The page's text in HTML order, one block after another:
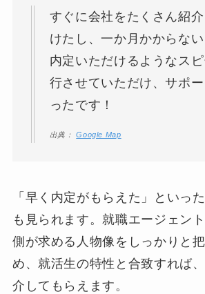
すぐに会社をたくさん紹
けたし、一か月かからない
内定いただけるようなス
行させていただけ、サポ
ったです！
出典：Google Map
「早く内定がもらえた」といっ
も見られます。就職エージェン
側が求める人物像をしっかりと
め、就活生の特性と合致すれば
介してもらえます。